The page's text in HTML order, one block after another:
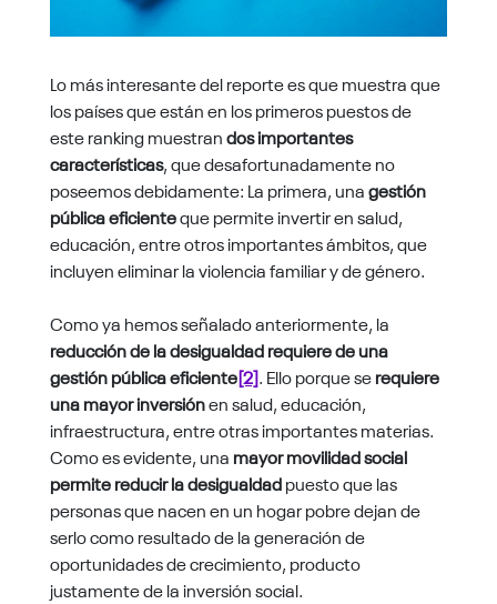
Lo más interesante del reporte es que muestra que
los países que están en los primeros puestos de
este ranking muestrandos importantes
características, que desafortunadamente no
poseemos debidamente: La primera, unagestión
pública eficienteque permite invertir en salud,
educación, entre otros importantes ámbitos, que
incluyen eliminar la violencia familiar y de género.
Como ya hemos señalado anteriormente, la
reducción de la desigualdad requiere de una
gestión pública eficiente[2]. Ello porque serequiere
una mayor inversiónen salud, educación,
infraestructura, entre otras importantes materias.
Como es evidente, una mayor movilidad social
permite reducir la desigualdadpuesto que las
personas que nacen en un hogar pobre dejan de
serlo como resultado de la generación de
oportunidades de crecimiento, producto
justamente de la inversión social.